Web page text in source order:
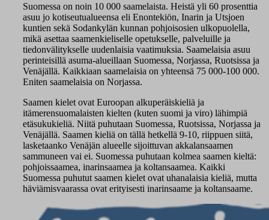
Suomessa on noin 10 000 saamelaista. Heistä yli 60 prosenttia
asuu jo kotiseutualueensa eli Enontekiön, Inarin ja Utsjoen
kuntien sekä Sodankylän kunnan pohjoisosien ulkopuolella,
mikä asettaa saamenkieliselle opetukselle, palveluille ja
tiedonvälitykselle uudenlaisia vaatimuksia. Saamelaisia asuu
perinteisillä asuma-alueillaan Suomessa, Norjassa, Ruotsissa ja
Venäjällä. Kaikkiaan saamelaisia on yhteensä 75 000-100 000.
Eniten saamelaisia on Norjassa.
Saamen kielet ovat Euroopan alkuperäiskieliä ja
itämerensuomalaisten kielten (kuten suomi ja viro) lähimpiä
etäsukukieliä. Niitä puhutaan Suomessa, Ruotsissa, Norjassa ja
Venäjällä. Saamen kieliä on tällä hetkellä 9-10, riippuen siitä,
lasketaanko Venäjän alueelle sijoittuvan akkalansaamen
sammuneen vai ei. Suomessa puhutaan kolmea saamen kieltä:
pohjoissaamea, inarinsaamea ja koltansaamea. Kaikki
Suomessa puhutut saamen kielet ovat uhanalaisia kieliä, mutta
häviämisvaarassa ovat erityisesti inarinsaame ja koltansaame.